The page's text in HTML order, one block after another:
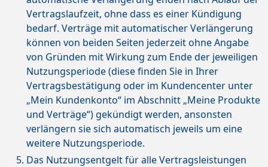
Vertragslaufzeit, ohne dass es einer Kündigung
bedarf. Verträge mit automatischer Verlängerung
können von beiden Seiten jederzeit ohne Angabe
von Gründen mit Wirkung zum Ende der jeweiligen
Nutzungsperiode (diese finden Sie in Ihrer
Vertragsbestätigung oder im Kundencenter unter
„Mein Kundenkonto“ im Abschnitt „Meine Produkte
und Verträge“) gekündigt werden, ansonsten
verlängern sie sich automatisch jeweils um eine
weitere Nutzungsperiode.
Das Nutzungsentgelt für alle Vertragsleistungen